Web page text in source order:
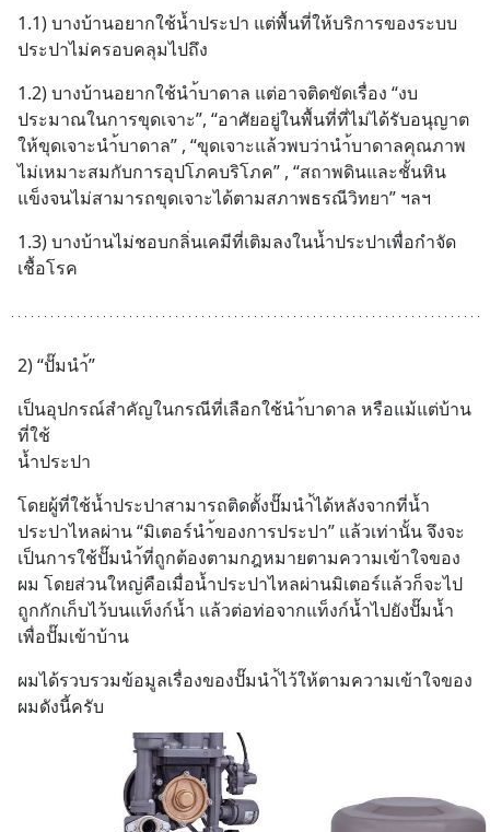
1.1) บางบ้านอยากใช้น้ำประปา แต่พื้นที่ให้บริการของระบบ
ประปาไม่ครอบคลุมไปถึง
1.2) บางบ้านอยากใช้นำ้บาดาล แต่อาจติดขัดเรื่อง “งบ
ประมาณในการขุดเจาะ”, “อาศัยอยู่ในพื้นที่ที่ไม่ได้รับอนุญาต
ให้ขุดเจาะนำ้บาดาล” , “ขุดเจาะแล้วพบว่านำ้บาดาลคุณภาพ
ไม่เหมาะสมกับการอุปโภคบริโภค” , “สถาพดินและชั้นหิน
แข็งจนไม่สามารถขุดเจาะได้ตามสภาพธรณีวิทยา” ฯลฯ
1.3) บางบ้านไม่ชอบกลิ่นเคมีที่เติมลงในน้ำประปาเพื่อกำจัด
เชื้อโรค
2) “ปั๊มนำ้”
เป็นอุปกรณ์สำคัญในกรณีที่เลือกใช้นำ้บาดาล หรือแม้แต่บ้าน
ที่ใช้
น้ำประปา
โดยผู้ที่ใช้น้ำประปาสามารถติดตั้งปั๊มนำ้ได้หลังจากที่น้ำ
ประปาไหลผ่าน “มิเตอร์นำ้ของการประปา” แล้วเท่านั้น จึงจะ
เป็นการใช้ปั๊มนำ้ที่ถูกต้องตามกฎหมายตามความเข้าใจของ
ผม โดยส่วนใหญ่คือเมื่อน้ำประปาไหลผ่านมิเตอร์แล้วก็จะไป
ถูกกักเก็บไว้บนแท็งก์น้ำ แล้วต่อท่อจากแท็งก์น้ำไปยังปั๊มน้ำ
เพื่อปั๊มเข้าบ้าน
ผมได้รวบรวมข้อมูลเรื่องของปั๊มนำ้ไว้ให้ตามความเข้าใจของ
ผมดังนี้ครับ